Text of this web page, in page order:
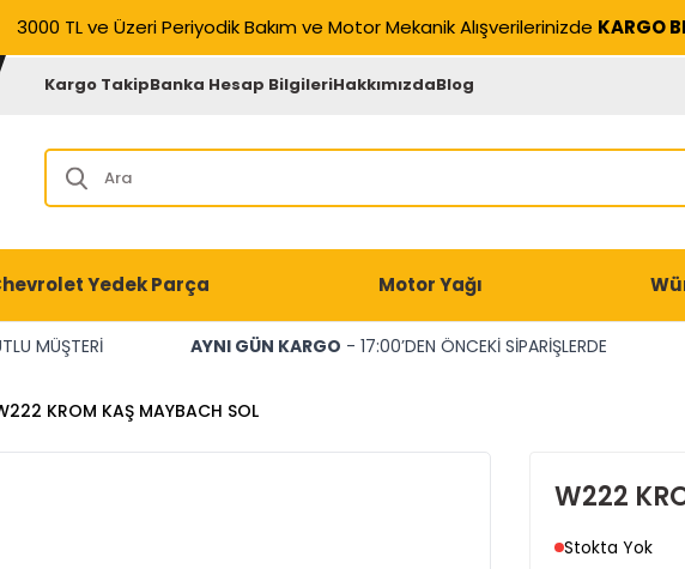
3000 TL ve Üzeri Periyodik Bakım ve Motor Mekanik Alışverilerinizde KARGO
Kargo TakipBanka Hesap BilgileriHakkımızdaBlog
Yedek Parça Motor Yağı
MÜŞTERİ AYNI GÜN KARGO - 17:00’DEN ÖNCEKİ SİPARİŞLERDE
KROM KAŞ MAYBACH SOL
W222
Stokta Yok